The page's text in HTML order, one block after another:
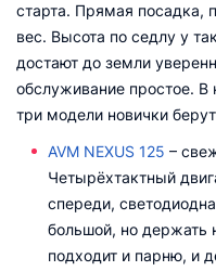
старта. Прямая посадка,
вес. Высота по седлу у
достают до земли
обслуживание простое. В
три модели новички
AVM NEXUS 125 –
Четырёхтактный
спереди,
большой, но держать
подходит и парню, и